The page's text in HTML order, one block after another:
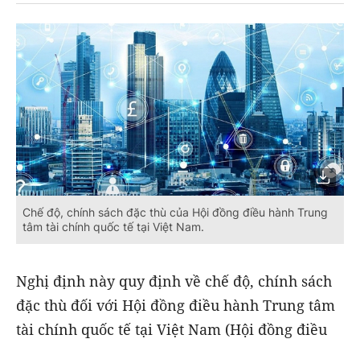
Chế độ, chính sách đặc thù của Hội đồng điều hành Trung
tâm tài chính quốc tế tại Việt Nam.
Nghị định này quy định về chế độ, chính sách
đặc thù đối với Hội đồng điều hành Trung tâm
tài chính quốc tế tại Việt Nam (Hội đồng điều